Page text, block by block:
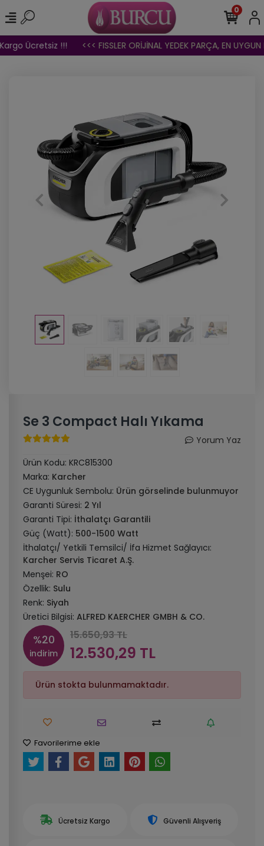
Ücretsiz !!! <<< FISSLER ORİJİNAL YEDEK PARÇA, EN
0
Se 3 Compact Halı Yıkama
Yorum Yaz
Ürün Kodu: KRC815300
Marka: Karcher
CE Uygunluk Sembolu: Ürün görselinde bulunmuyor
Garanti Süresi: 2 Yıl
Garanti Tipi: İthalatçı Garantili
Güç (Watt): 500-1500 Watt
İthalatçı/ Yetkili Temsilci/ İfa Hizmet Sağlayıcı:
Karcher Servis Ticaret A.Ş.
Menşei: RO
Özellik: Sulu
Renk: Siyah
Üretici Bilgisi: ALFRED KAERCHER GMBH & CO.
%20
indirim
15.650,93 TL
12.530,29 TL
Ürün stokta bulunmamaktadır.
Favorilerime ekle
Ücretsiz Kargo Güvenli Alışveriş